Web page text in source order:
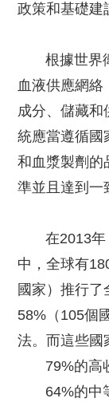
政策和基礎建
根據世界衛
血液供應網絡
成分、儲藏和
統應當遵循國
和血漿製劑的
準並且達到一
在2013年
中，全球有
國家）推行
58%（105個
法。而這些國
79%的高
64%的中